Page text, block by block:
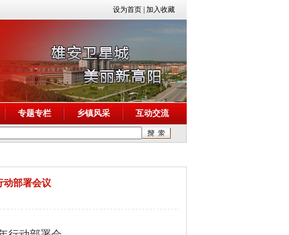
设为首页 加入收藏
专题专栏 乡镇风采 互动交流
动部署会议